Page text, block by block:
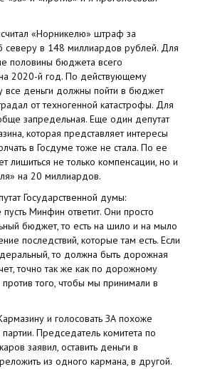
«Норникелю» штраф за
северу в 148 миллиардов рублей. Для
половины бюджета всего
2020-й год. По действующему
все деньги должны пойти в бюджет
от техногенной катастрофы. Для
запредельная. Еще один депутат
которая представляет интересы
в Госдуме тоже не стала. По ее
лишиться не только компенсации, но и
на 20 миллиардов.
Государственной думы:
Минфин ответит. Они просто
бюджет, то есть на шило и на мыло
последствий, которые там есть. Если
то должна быть дорожная
точно так же как по дорожному
того, чтобы мы принимали в
и голосовать ЗА похоже
Председатель комитета по
заявил, оставить деньги в
из одного кармана, в другой.